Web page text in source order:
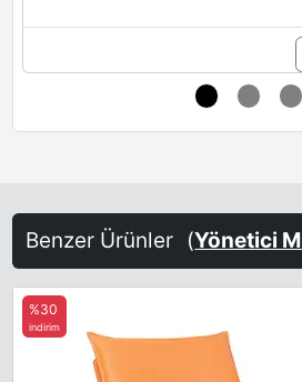
Benzer Ürünler (Yönetici
%30
indirim